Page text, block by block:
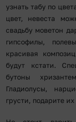
узнать табу по
цвет, невеста
свадьбу моветон
гипсофилы,
красивая
будут кстати.
бутоны
Гладиолусы,
грусти, подарите